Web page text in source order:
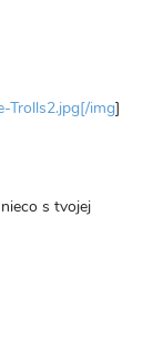
Trolls2.jpg[/img]
s tvojej